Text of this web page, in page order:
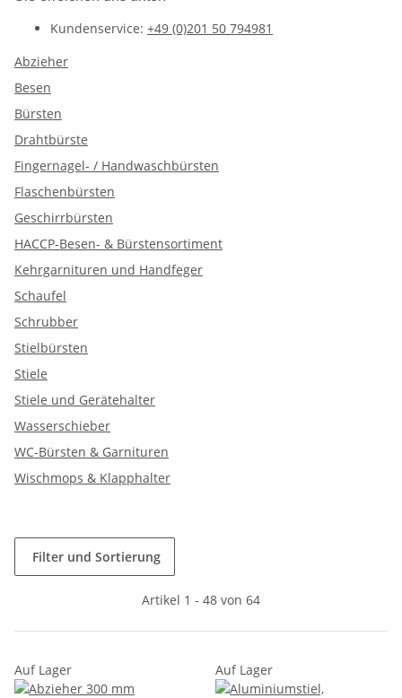
Kundenservice: +49 (0)201 50 794981
Abzieher
Besen
Bürsten
Drahtbürste
Fingernagel- / Handwaschbürsten
Flaschenbürsten
Geschirrbürsten
HACCP-Besen- & Bürstensortiment
Kehrgarnituren und Handfeger
Schaufel
Schrubber
Stielbürsten
Stiele
Stiele und Gerätehalter
Wasserschieber
WC-Bürsten & Garnituren
Wischmops & Klapphalter
Filter und Sortierung
Artikel 1 - 48 von 64
Auf Lager Auf Lager